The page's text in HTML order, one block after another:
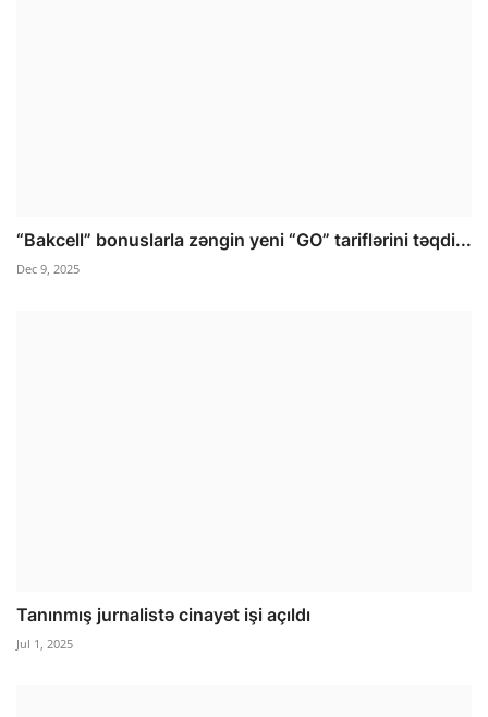
“Bakcell” bonuslarla zəngin yeni “GO” tariflərini təqdi...
Dec 9, 2025
Tanınmış jurnalistə cinayət işi açıldı
Jul 1, 2025